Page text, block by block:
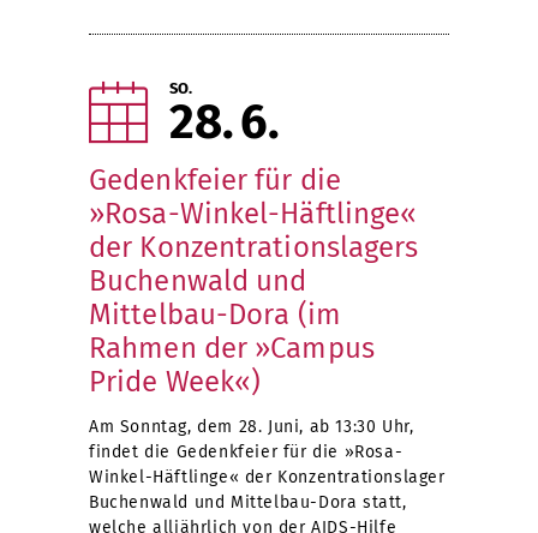
SO.
28 6
Gedenkfeier für die
»Rosa-Winkel-Häftlinge«
der Konzentrationslagers
Buchenwald und
Mittelbau-Dora (im
Rahmen der »Campus
Pride Week«)
Am Sonntag, dem 28. Juni, ab 13:30 Uhr,
findet die Gedenkfeier für die »Rosa-
Winkel-Häftlinge« der Konzentrationslager
Buchenwald und Mittelbau-Dora statt,
welche alljährlich von der AIDS-Hilfe